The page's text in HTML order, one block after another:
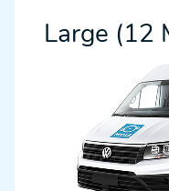
Large (12